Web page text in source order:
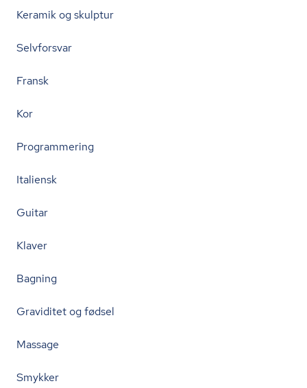
Keramik og skulptur
Selvforsvar
Fransk
Kor
Programmering
Italiensk
Guitar
Klaver
Bagning
Graviditet og fødsel
Massage
Smykker